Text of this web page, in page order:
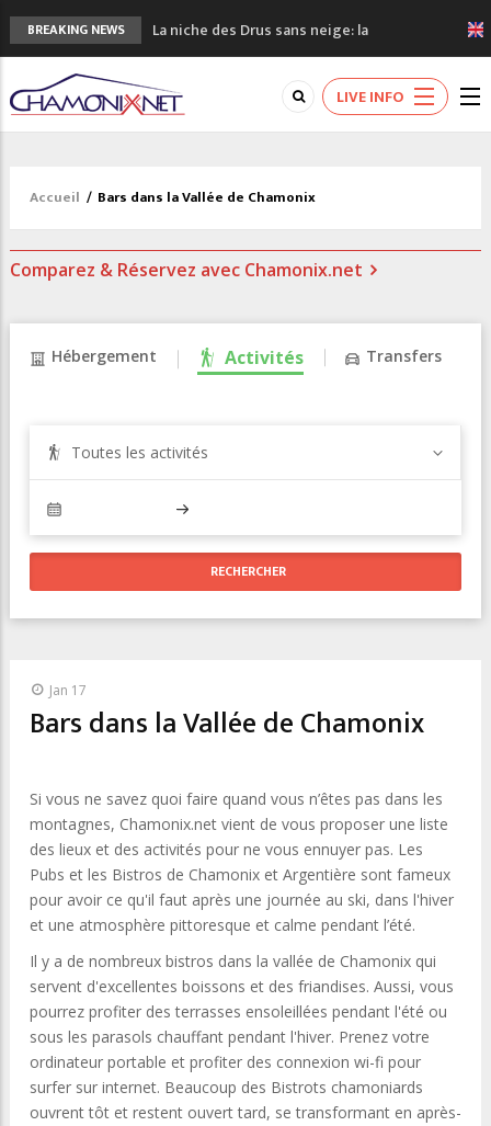
BREAKING NEWS
La niche des Drus sans neige: la
sécheresse en haute montagne
3 bonnes raisons pour visiter le nouveau
Musée du Mont-Blanc
Accidents en montagne: 3 personnes sont
Craft ouvre un nouveau magasin de course
LIVE INFO
Accueil / Bars dans la Vallée de Chamonix
Comparez & Réservez avec Chamonix.net
Hébergement Activités Transfers
Toutes les activités
Jan 17
Bars dans la Vallée de Chamonix
Si vous ne savez quoi faire quand vous n’êtes pas dans les
montagnes, Chamonix.net vient de vous proposer une liste
des lieux et des activités pour ne vous ennuyer pas. Les
Pubs et les Bistros de Chamonix et Argentière sont fameux
pour avoir ce qu'il faut après une journée au ski, dans l'hiver
et une atmosphère pittoresque et calme pendant l’été.
Il y a de nombreux bistros dans la vallée de Chamonix qui
servent d'excellentes boissons et des friandises. Aussi, vous
pourrez profiter des terrasses ensoleillées pendant l'été ou
sous les parasols chauffant pendant l'hiver. Prenez votre
ordinateur portable et profiter des connexion wi-fi pour
surfer sur internet. Beaucoup des Bistrots chamoniards
ouvrent tôt et restent ouvert tard, se transformant en après-